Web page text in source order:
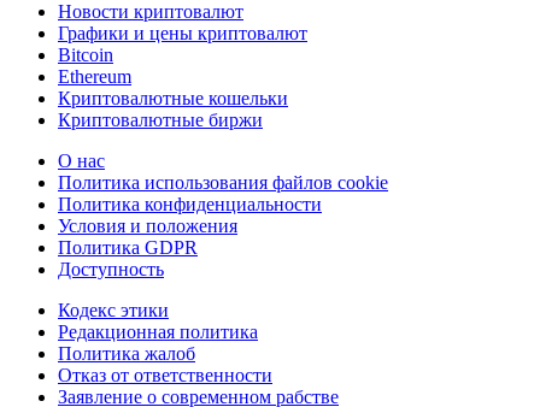
Новости криптовалют
Графики и цены криптовалют
Bitcoin
Ethereum
Криптовалютные кошельки
Криптовалютные биржи
О нас
Политика использования файлов cookie
Политика конфиденциальности
Условия и положения
Политика GDPR
Доступность
Кодекс этики
Редакционная политика
Политика жалоб
Отказ от ответственности
Заявление о современном рабстве